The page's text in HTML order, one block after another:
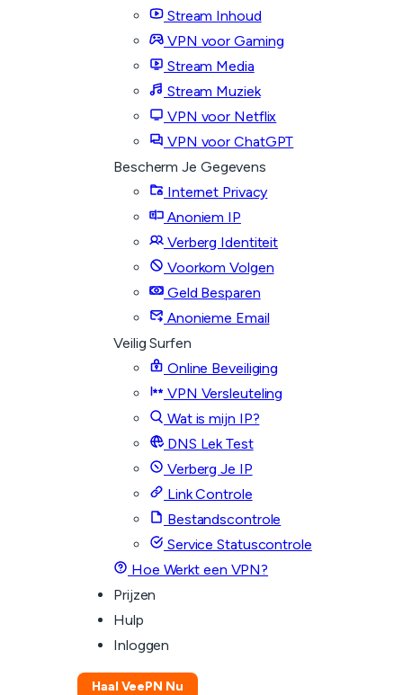
Stream Inhoud
VPN voor Gaming
Stream Media
Stream Muziek
VPN voor Netflix
VPN voor ChatGPT
Bescherm Je Gegevens
Internet Privacy
Anoniem IP
Verberg Identiteit
Voorkom Volgen
Geld Besparen
Anonieme Email
Veilig Surfen
Online Beveiliging
VPN Versleuteling
Wat is mijn IP?
DNS Lek Test
Verberg Je IP
Link Controle
Bestandscontrole
Service Statuscontrole
Hoe Werkt een VPN?
Prijzen
Hulp
Inloggen
Haal VeePN Nu